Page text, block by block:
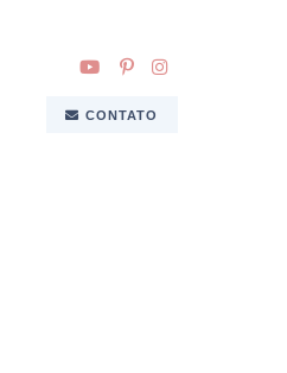
CONTATO